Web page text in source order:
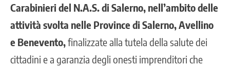
Carabinieri del N.A.S. di Salerno, nell’ambito delle
attività svolta nelle Province di Salerno, Avellino
e Benevento,finalizzate alla tutela della salute dei
cittadini e a garanzia degli onesti imprenditori che